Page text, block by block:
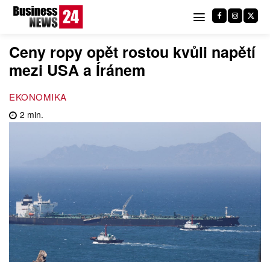
Ceny ropy opět rostou kvůli napětí
mezi USA a Íránem
EKONOMIKA
2 min.